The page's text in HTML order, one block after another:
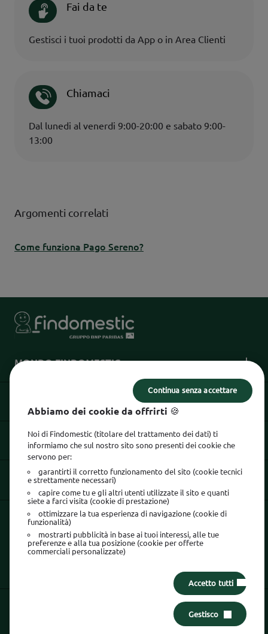
Fai da te
Gestisci i tuoi prodotti da App o in Area Clienti
Chiamaci
Dal lunedi al venerdi 9:00-20:00 e sabato 9:00-
13:00
Argomenti correlati
Come funziona Pago Sereno?
MONDO FINDOMESTIC
INFORMAZIONI LEGALI
SEGUICI SU
La sicurezza è tutto:
Abbiamo dei cookie da offrirti 🍪
Noi di Findomestic (titolare del trattamento dei dati) ti
informiamo che sul nostro sito sono presenti dei cookie che
servono per:
garantirti il corretto funzionamento del sito (cookie tecnici
e strettamente necessari)
capire come tu e gli altri utenti utilizzate il sito e quanti
siete a farci visita (cookie di prestazione)
ottimizzare la tua esperienza di navigazione (cookie di
funzionalità)
mostrarti pubblicità in base ai tuoi interessi, alle tue
preferenze e alla tua posizione (cookie per offerte
commerciali personalizzate)
Gestisco
Accetto tutti
Continua senza accettare